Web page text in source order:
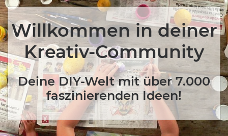
Willkommen in deiner
Kreativ-Community
Deine DIY-Welt mit über 7.000
faszinierenden Ideen!